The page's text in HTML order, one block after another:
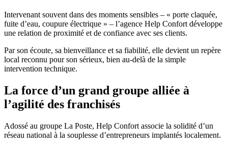
Intervenant souvent dans des moments sensibles – « porte claquée,
fuite d’eau, coupure électrique » – l’agence Help Confort développe
une relation de proximité et de confiance avec ses clients.
Par son écoute, sa bienveillance et sa fiabilité, elle devient un repère
local reconnu pour son sérieux, bien au-delà de la simple
intervention technique.
La force d’un grand groupe alliée à
l’agilité des franchisés
Adossé au groupe La Poste, Help Confort associe la solidité d’un
réseau national à la souplesse d’entrepreneurs implantés localement.